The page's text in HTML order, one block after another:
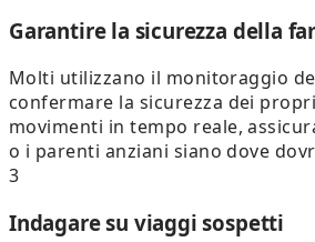
Garantire la sicurezza della
Molti utilizzano il monitoraggio
confermare la sicurezza dei
movimenti in tempo reale,
o i parenti anziani siano dove
3
Indagare su viaggi sospetti